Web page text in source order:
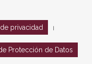
privacidad
Protección de Datos